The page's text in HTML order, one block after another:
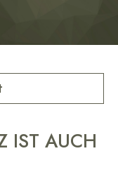
IST AUCH